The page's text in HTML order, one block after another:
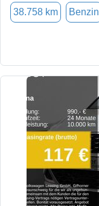
38.758 km Benzin